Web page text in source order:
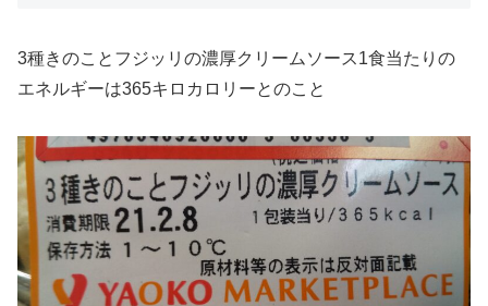
3種きのことフジッリの濃厚クリームソース1食当たりの
エネルギーは365キロカロリーとのこと